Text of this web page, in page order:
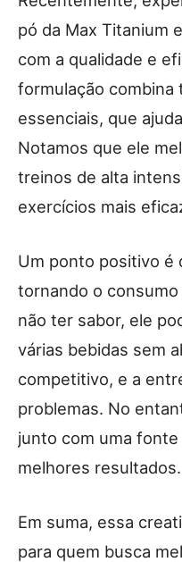
pó da Max Titanium
com a qualidade e
formulação combina
essenciais, que
Notamos que ele
treinos de alta
exercícios mais
Um ponto positivo é
tornando o
não ter sabor, ele
várias bebidas sem
competitivo, e a
problemas. No
junto com uma
melhores resultados.
Em suma, essa
para quem busca